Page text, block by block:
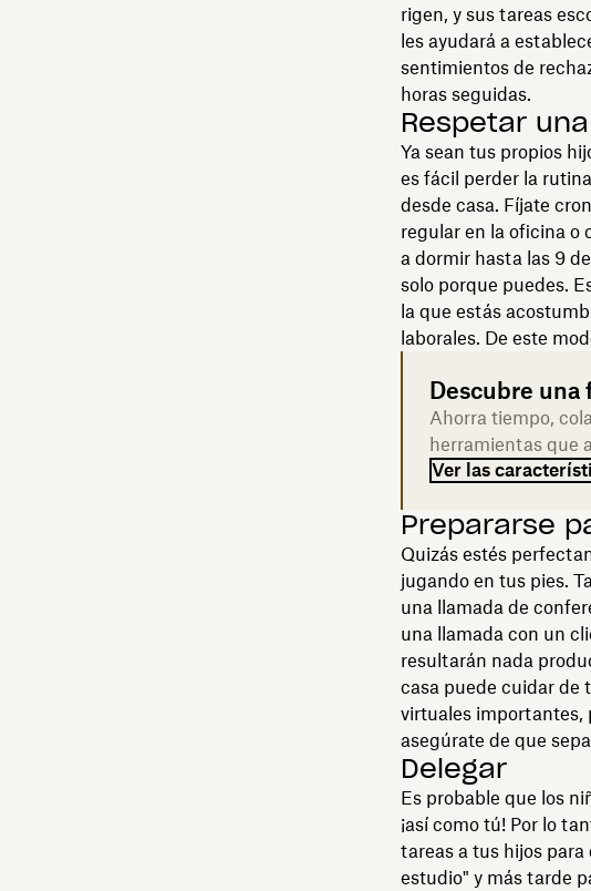
rigen, y sus tareas
les ayudará a
sentimientos de
horas seguidas.
Respetar
Ya sean tus propios
es fácil perder la
desde casa. Fíjate
regular en la oficina o
a dormir hasta las 9
solo porque puedes.
la que estás
laborales. De este
Descubre una
Ahorra tiempo,
herramientas que
Ver las
Prepararse
Quizás estés
jugando en tus pies.
una llamada de
una llamada con un
resultarán nada
casa puede cuidar de
virtuales importantes,
asegúrate de que
Delegar
Es probable que los
¡así como tú! Por lo
tareas a tus hijos
estudio" y más tarde